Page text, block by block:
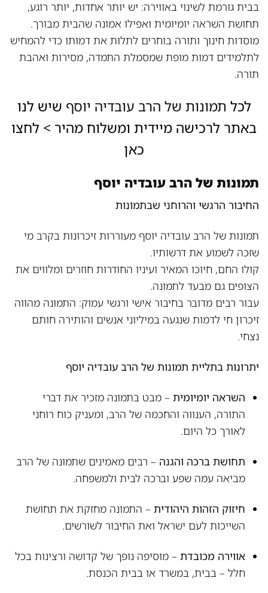
בבית גורמת לשינוי באווירה: יש יותר אחדות, יותר רוגע,
תחושת השראה יומיומית ואפילו אמונה שהבית מבורך.
מוסדות חינוך ותורה בוחרים לתלות את דמותו כדי להמחיש
לתלמידים דמות מופת שמסמלת התמדה, מסירות ואהבת
תורה.
לכל תמונות של הרב עובדיה יוסף שיש לנו
באתר לרכישה מיידית ומשלוח מהיר > לחצו
כאן
תמונות של הרב עובדיה יוסף
החיבור הרגשי והרוחני שבתמונות
תמונות של הרב עובדיה יוסף מעוררות זיכרונות בקרב מי
שזכה לשמוע את דרשותיו.
קולו החם, חיוכו המאיר ועיניו החודרות חוזרים ומלווים את
הצופים גם מבעד לתמונה.
עבור רבים מדובר בחיבור אישי ורגשי עמוק: התמונה מהווה
זיכרון חי לדמות שנגעה במיליוני אנשים והותירה חותם
נצחי.
יתרונות בתליית תמונות של הרב עובדיה יוסף
השראה יומיומית– מבט בתמונה מזכיר את דברי
התורה, הענווה והחכמה של הרב, ומעניק כוח רוחני
לאורך כל היום.
תחושת ברכה והגנה – רבים מאמינים שתמונה של הרב
מביאה עמה שפע וברכה לבית ולמשפחה.
חיזוק הזהות היהודית – התמונה מחזקת את תחושת
השייכות לעם ישראל ואת החיבור לשורשים.
אווירה מכובדת – מוסיפה נופך של קדושה ורצינות בכל
חלל – בבית, במשרד או בבית הכנסת.